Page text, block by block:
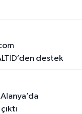
destek